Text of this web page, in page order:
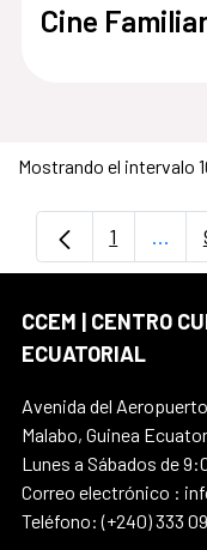
Cine
Mostrando el intervalo
Página
1 ...
CCEM | CENTRO
ECUATORIAL
Avenida del
Malabo, Guinea
Lunes a Sábados de
Correo electrónico :
Teléfono: (+240) 333